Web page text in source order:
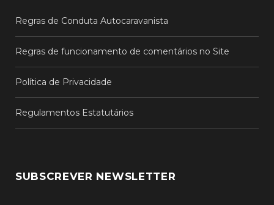
Regras de Conduta Autocaravanista
Regras de funcionamento de comentários no Site
Política de Privacidade
Regulamentos Estatutários
SUBSCREVER NEWSLETTER